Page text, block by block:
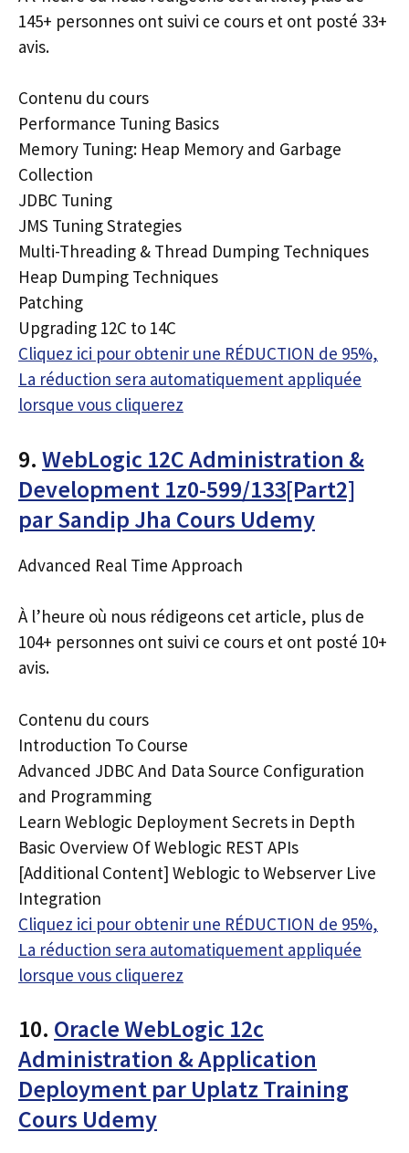
145+ personnes ont suivi ce cours et ont posté 33+
avis.
Contenu du cours
Performance Tuning Basics
Memory Tuning: Heap Memory and Garbage
Collection
JDBC Tuning
JMS Tuning Strategies
Multi-Threading & Thread Dumping Techniques
Heap Dumping Techniques
Patching
Upgrading 12C to 14C
Cliquez ici pour obtenir une RÉDUCTION de 95%,
La réduction sera automatiquement appliquée
lorsque vous cliquerez
9. WebLogic 12C Administration &
Development 1z0-599/133[Part2]
par Sandip Jha Cours Udemy
Advanced Real Time Approach
À l’heure où nous rédigeons cet article, plus de
104+ personnes ont suivi ce cours et ont posté 10+
avis.
Contenu du cours
Introduction To Course
Advanced JDBC And Data Source Configuration
and Programming
Learn Weblogic Deployment Secrets in Depth
Basic Overview Of Weblogic REST APIs
[Additional Content] Weblogic to Webserver Live
Integration
Cliquez ici pour obtenir une RÉDUCTION de 95%,
La réduction sera automatiquement appliquée
lorsque vous cliquerez
10. Oracle WebLogic 12c
Administration & Application
Deployment par Uplatz Training
Cours Udemy